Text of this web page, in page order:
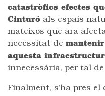
catastròfics efectes
Cinturó als espais
mateixos que ara
necessitat de
aquesta
innecessària, per tal
Finalment, s’ha pres